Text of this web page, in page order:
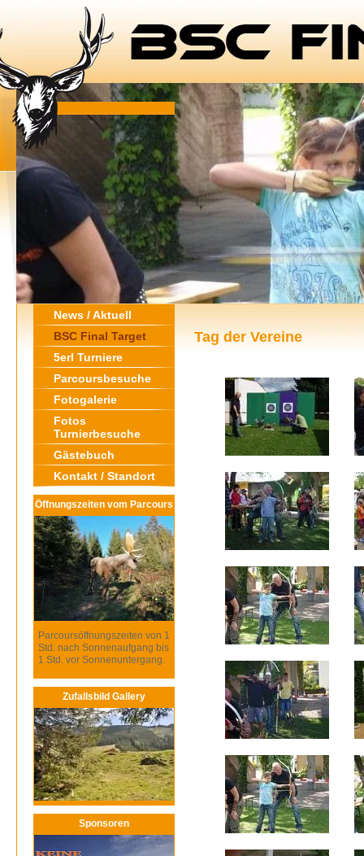
News / Aktuell
BSC Final Target
5erl Turniere
Parcoursbesuche
Fotogalerie
Fotos
Turnierbesuche
Gästebuch
Kontakt / Standort
Öffnungszeiten vom Parcours
Parcoursöffnungszeiten von 1
Std. nach Sonnenaufgang bis
1 Std. vor Sonnenuntergang.
Zufallsbild Gallery
Sponsoren
Tag der Vereine